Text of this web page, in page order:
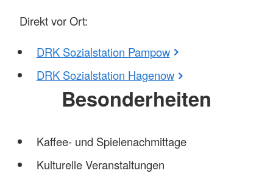
Direkt vor Ort:
DRK Sozialstation Pampow
DRK Sozialstation Hagenow
Besonderheiten
Kaffee- und Spielenachmittage
Kulturelle Veranstaltungen